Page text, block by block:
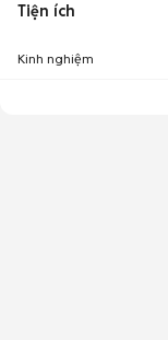
Tiện ích
Kinh nghiệm